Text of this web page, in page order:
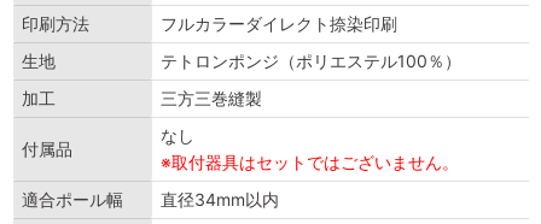
印刷方法
フルカラーダイレクト捺染印刷
生地
テトロンポンジ（ポリエステル100％）
加工
三方三巻縫製
付属品
なし
※取付器具はセットではございません。
適合ポール幅
直径34mm以内